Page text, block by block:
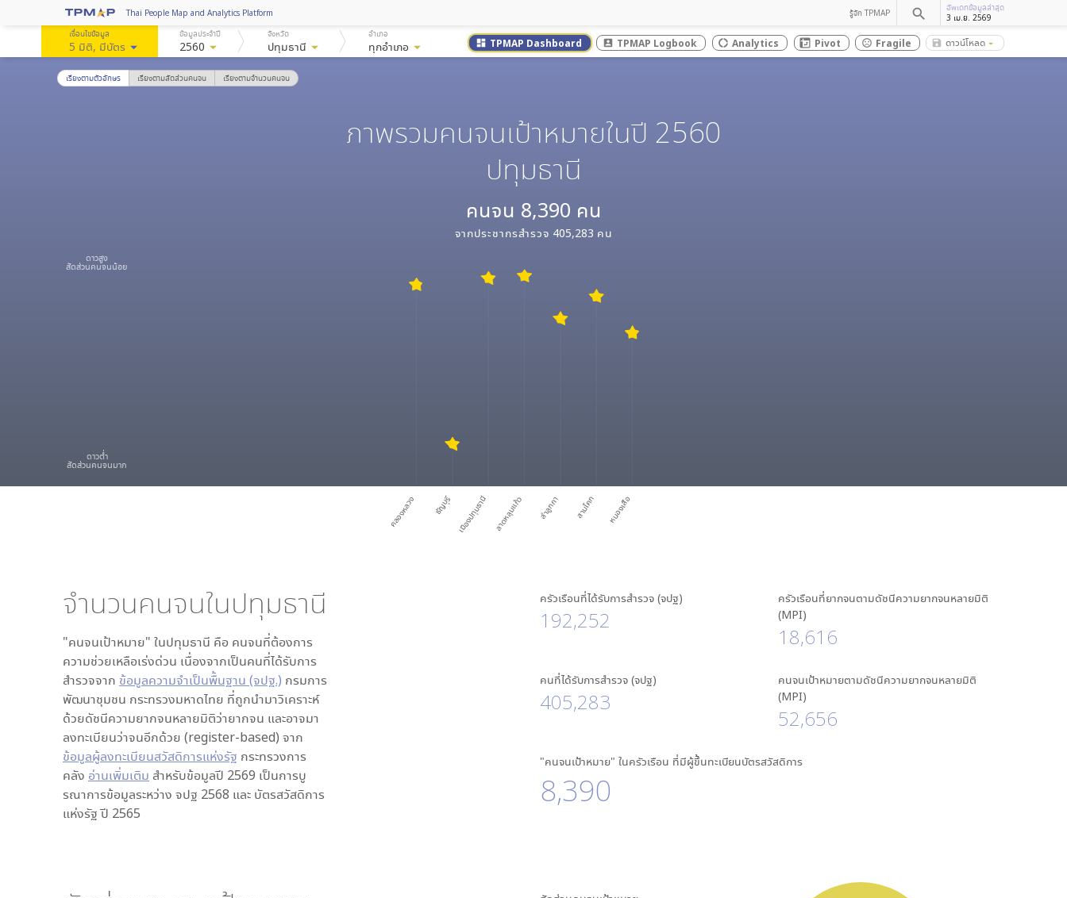
Thai People Map and Analytics Platform รู้จัก TPMAP search
อัพเดทข้อมูลล่าสุด
3 เม.ย. 2569
เงื่อนไขข้อมูล
5 มิติ, มีบัตรarrow_drop_down
ข้อมูลประจำปี
2560 arrow_drop_down
จังหวัด
ปทุมธานี arrow_drop_down
อำเภอ
ทุกอำเภอ arrow_drop_down dashboard TPMAP Dashboard account_box TPMAP Logbook donut_large Analytics Pivot sentiment_dissatisfied Fragile save_alt
ดาวน์โหลด arrow_drop_down
เรียงตามตัวอักษร เรียงตามสัดส่วนคนจน เรียงตามจำนวนคนจน
ภาพรวมคนจนเป้าหมายในปี 2560
ปทุมธานี
คนจน 8,390 คน
จากประชากรสำรวจ 405,283 คน
คลองหลวง ธัญบุรี เมืองปทุมธานี ลาดหลุมแก้ว ลำลูกกา สามโคก หนองเสือ
ดาวสูง
สัดส่วนคนจนน้อย
ดาวต่ำ
สัดส่วนคนจนมาก
จำนวนคนจนในปทุมธานี
"คนจนเป้าหมาย" ในปทุมธานี คือ คนจนที่ต้องการ
ความช่วยเหลือเร่งด่วน เนื่องจากเป็นคนที่ได้รับการ
สำรวจจาก ข้อมูลความจำเป็นพื้นฐาน (จปฐ.) กรมการ
พัฒนาชุมชน กระทรวงมหาดไทย ที่ถูกนำมาวิเคราะห์
ด้วยดัชนีความยากจนหลายมิติว่ายากจน และอาจมา
ลงทะเบียนว่าจนอีกด้วย (register-based) จาก
ข้อมูลผู้ลงทะเบียนสวัสดิการแห่งรัฐ กระทรวงการ
คลัง อ่านเพิ่มเติม สำหรับข้อมูลปี 2569 เป็นการบู
รณาการข้อมูลระหว่าง จปฐ 2568 และ บัตรสวัสดิการ
แห่งรัฐ ปี 2565
ครัวเรือนที่ได้รับการสำรวจ (จปฐ)
192,252
ครัวเรือนที่ยากจนตามดัชนีความยากจนหลายมิติ
(MPI)
18,616
คนที่ได้รับการสำรวจ (จปฐ)
405,283
คนจนเป้าหมายตามดัชนีความยากจนหลายมิติ
(MPI)
52,656
"คนจนเป้าหมาย" ในครัวเรือน ที่มีผู้ขึ้นทะเบียนบัตรสวัสดิการ
8,390